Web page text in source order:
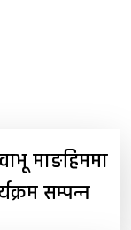
माङहिममा
सम्पन्न